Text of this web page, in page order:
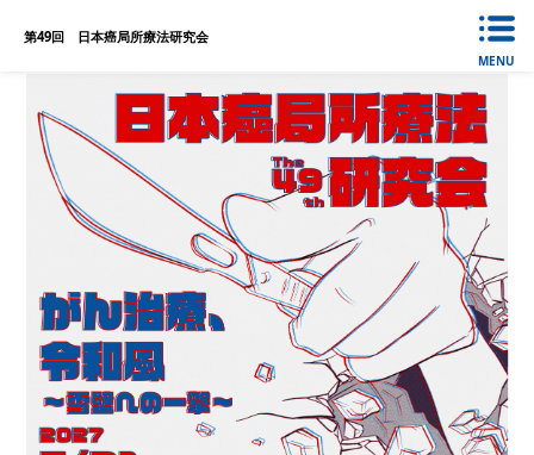
第49回 日本癌局所療法研究会
MENU